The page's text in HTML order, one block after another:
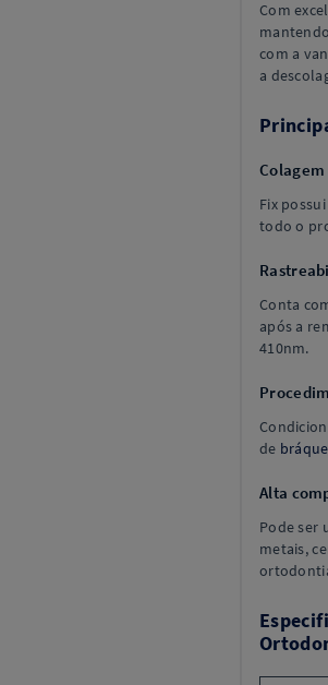
Com
com a
a
Fix
todo o
Conta
após a
410nm.
de
Alta
Pode ser
metais,